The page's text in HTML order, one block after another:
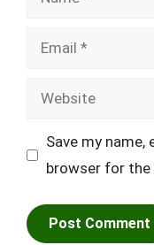
Email
Website
Save my name,
browser for